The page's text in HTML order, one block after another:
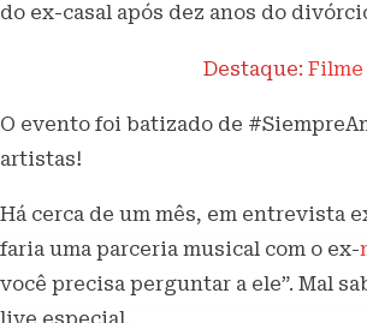
do ex-casal após dez anos do
Destaque: Filme
O evento foi batizado de
artistas!
Há cerca de um mês, em entrevista
faria uma parceria musical com o ex-
você precisa perguntar a ele”. Mal